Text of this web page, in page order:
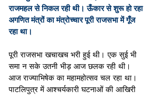
राजमहल से निकल रही थी। ऊँकार से शुरू हो रहा
अगणित मंत्रों का मंत्रोच्चार पूरी राजसभा में गूँज
रहा था।
पूरी राजसभा खचाखच भरी हुई थी। एक सुई भी
समा न सके उतनी भीड़ आज छलक रही थी।
आज राज्याभिषेक का महामहोत्सव चल रहा था।
पाटलिपुत्र में आश्चर्यकारी घटनाओं की आखिरी